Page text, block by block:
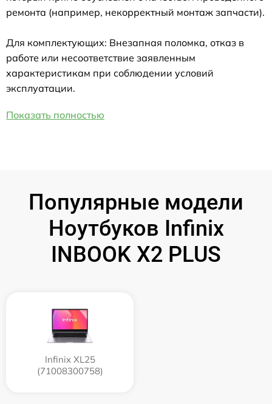
ремонта (например, некорректный монтаж запчасти).
Для комплектующих: Внезапная поломка, отказ в
работе или несоответствие заявленным
характеристикам при соблюдении условий
эксплуатации.
Показать полностью
Популярные модели
Ноутбуков Infinix
INBOOK X2 PLUS
Infinix XL25
(71008300758)